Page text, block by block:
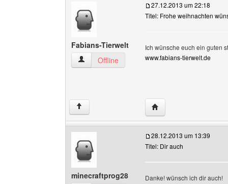
Fabians-Tierwelt
Fabians-Tierwelt Benutzer-Profile anzeigen
Offline
27.12.2013 um 22:18
Titel: Frohe weihnachten
Ich wünsche euch ein guten
www.fabians-tierwelt.de
↑ Website dieses
minecraftprog28
28.12.2013 um 13:39
Titel: Dir auch
Danke! wünsch ich dir auch!